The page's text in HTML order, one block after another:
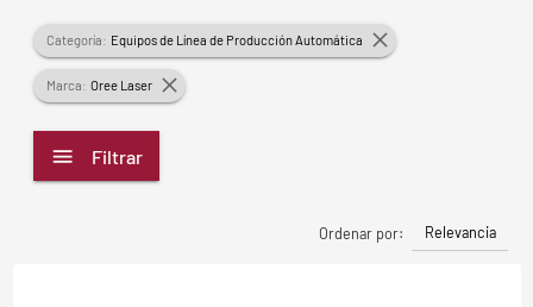
Categoría: Equipos de Línea de Producción Automática
Marca: Oree Laser
Filtrar
Ordenar por: Relevancia